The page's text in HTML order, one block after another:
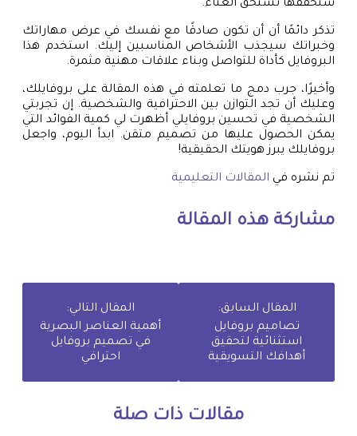
ستحققها تستحق العناء.
تذكر دائمًا أن أن تكون صادقًا مع نفسك في عرض مهاراتك
وخبراتك سيجذب الأشخاص المناسبين إليك. استخدم هذا
البروفايل كأداة للتواصل وبناء علاقات مهنية مثمرة.
وأخيرًا، جرب دمج ما تعلمته في هذه المقالة على بروفايلك،
وعليك أن تجد التوازن بين الاحترافية والشخصية. إن تجربتي
الشخصية في تحسين بروفايلي أظهرت لي كمية الفوائد التي
يمكن الحصول عليها من تصميم متقن. ابدأ اليوم، واجعل
بروفايلك يبرز هويتك الحقيقية!
تم نشره في المقالات التعليمية
مشاركة هذه المقالة
المقال السابق:
تصاميم بروفايل
استثنائية لتحقيق
أهدافك التسويقية
المقال التالي:
أهمية العناصر البصرية
في تصميم بروفايل
احترافي
مقالات ذات صلة